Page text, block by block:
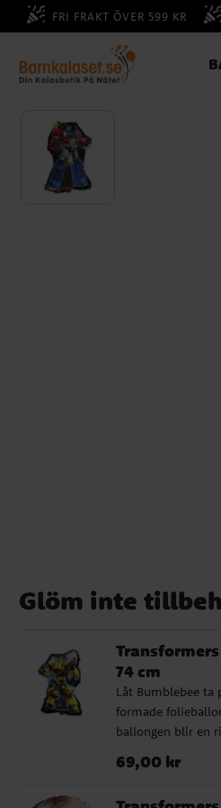
FRI FRAKT ÖVER 599 KR
Glöm inte
74 cm
Låt Bumblebee ta
formade
ballongen blir en
festlokalen.
Pris :69,00 kr
69,00 kr